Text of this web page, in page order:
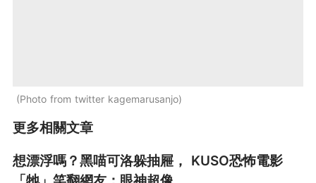
Photo from twitter kagemarusanjo
更多相關文章
想漂浮嗎？黑喵可洛躲抽屜， KUSO恐怖電影